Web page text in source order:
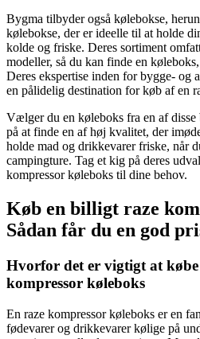
Bygma tilbyder også kølebokse,
kølebokse, der er ideelle til at holde
kolde og friske. Deres sortiment
modeller, så du kan finde en
Deres ekspertise inden for bygge- og
en pålidelig destination for køb af en
Vælger du en køleboks fra en af
på at finde en af høj kvalitet, der
holde mad og drikkevarer friske, når
campingture. Tag et kig på deres
kompressor køleboks til dine behov.
Køb en billigt raze
Sådan får du en god
Hvorfor det er vigtigt at
kompressor køleboks
En raze kompressor køleboks er en
fødevarer og drikkevarer kølige på